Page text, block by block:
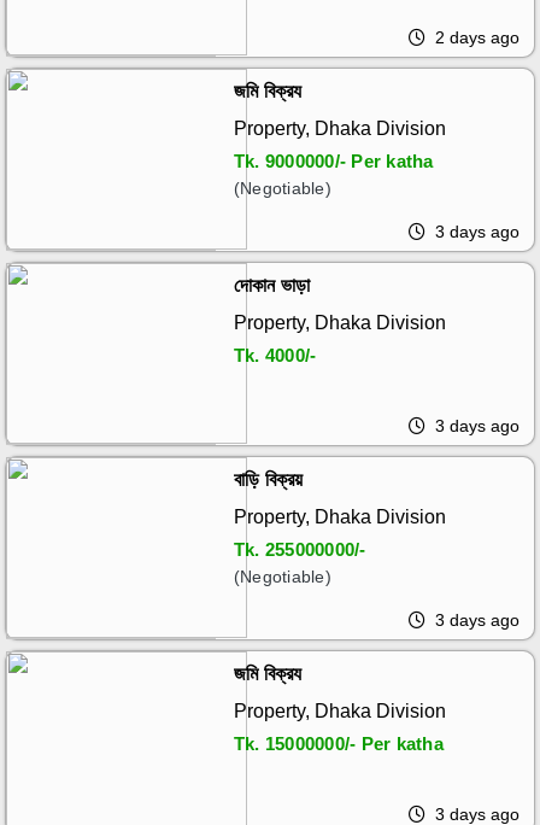
2 days ago
জমি বিক্রয
Property, Dhaka Division
Tk. 9000000/- Per katha
(Negotiable)
3 days ago
দোকান ভাড়া
Property, Dhaka Division
Tk. 4000/-
3 days ago
বাড়ি বিক্রয়
Property, Dhaka Division
Tk. 255000000/-
(Negotiable)
3 days ago
জমি বিক্রয
Property, Dhaka Division
Tk. 15000000/- Per katha
3 days ago